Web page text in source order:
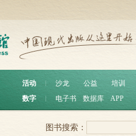
活动 沙龙 公益
培训
数字
电子书 数据库 APP
图书搜索：